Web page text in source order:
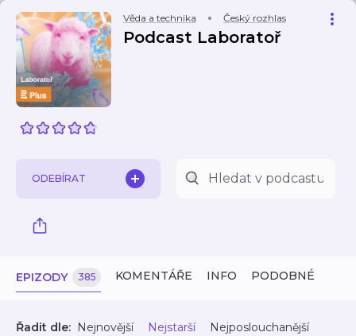
Věda a technika Český rozhlas
Podcast Laboratoř
ODEBÍRAT
EPIZODY 385 KOMENTÁŘE INFO PODOBNÉ
Řadit dle: Nejnovější Nejstarší Nejposlouchanější